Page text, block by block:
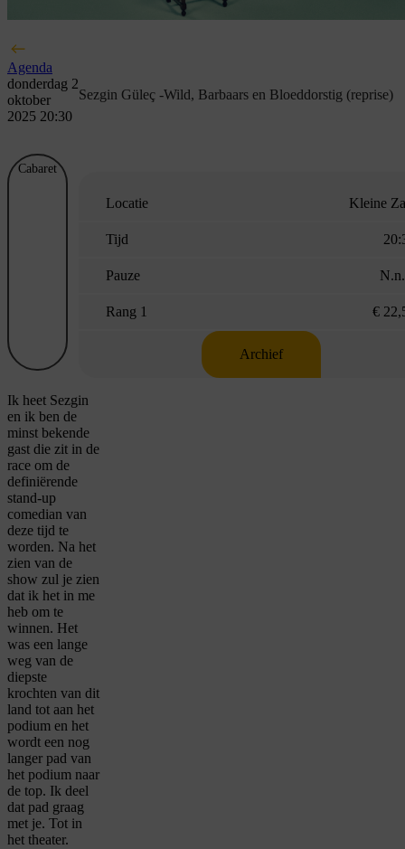
Agenda
donderdag 2
oktober
2025 20:30
Sezgin Güleç -Wild, Barbaars en Bloeddorstig (reprise)
Cabaret
Locatie Kleine
Tijd
Pauze
Rang 1 €
Archief
Ik heet Sezgin
en ik ben de
minst bekende
gast die zit in de
race om de
definiërende
stand-up
comedian van
deze tijd te
worden. Na het
zien van de
show zul je zien
dat ik het in me
heb om te
winnen. Het
was een lange
weg van de
diepste
krochten van dit
land tot aan het
podium en het
wordt een nog
langer pad van
het podium naar
de top. Ik deel
dat pad graag
met je. Tot in
het theater.